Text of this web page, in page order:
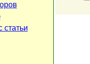
статьи